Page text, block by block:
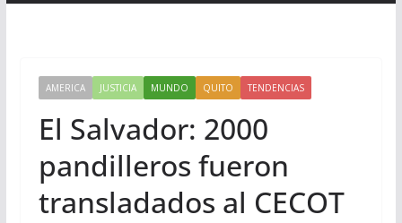
AMERICA JUSTICIA MUNDO QUITO TENDENCIAS
El Salvador: 2000
pandilleros fueron
transladados al CECOT